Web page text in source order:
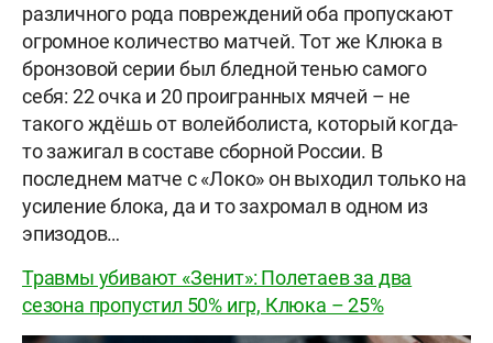
различного рода повреждений оба пропускают
огромное количество матчей. Тот же Клюка в
бронзовой серии был бледной тенью самого
себя: 22 очка и 20 проигранных мячей – не
такого ждёшь от волейболиста, который когда-
то зажигал в составе сборной России. В
последнем матче с «Локо» он выходил только на
усиление блока, да и то захромал в одном из
эпизодов…
Травмы убивают «Зенит»: Полетаев за два
сезона пропустил 50% игр, Клюка – 25%